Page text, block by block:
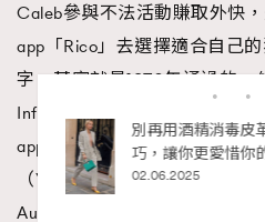
Caleb參與不法活動賺取外快
app「Rico」去選擇適合自己
字，其實就是1970年通過的一
Influenced and Corrupt
app每格畫面都有彩蛋，例如
（You made bank, now get
Auto中得到啟發。而Nkl-n-
別再用酒精消毒皮
巧，讓你更愛惜你
02.06.2025